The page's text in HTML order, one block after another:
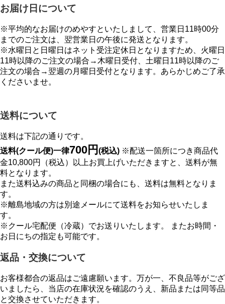
お届け日について
※平均的なお届けのめやすといたしまして、営業日11時00分
までのご注文は、翌営業日の午後に発送となります。
※水曜日と日曜日はネット受注定休日となりますため、火曜日
11時以降のご注文の場合→木曜日受付、土曜日11時以降のご
注文の場合→翌週の月曜日受付となります。あらかじめご了承
くださいませ。
送料について
送料は下記の通りです。
送料(クール便)一律700円 (税込) ※配送一箇所につき商品代
金10,800円（税込）以上お買上げいただきますと、送料が無
料となります。
また送料込みの商品と同梱の場合にも、送料は無料となりま
す。
※離島地域の方は別途メールにて送料をお知らせいたしま
す。
※クール宅配便（冷蔵）でお送りいたします。 またお時間・
お日にちの指定も可能です。
返品・交換について
お客様都合の返品はご遠慮願います。万が一、不良品等がござ
いましたら、当店の在庫状況を確認のうえ、新品または同等品
と交換させていただきます。